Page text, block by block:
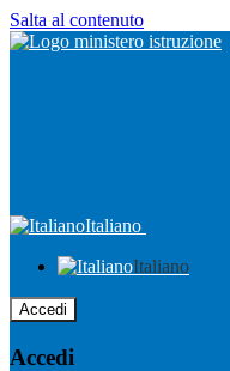
Salta al contenuto
Italiano
Italiano
Accedi
Accedi